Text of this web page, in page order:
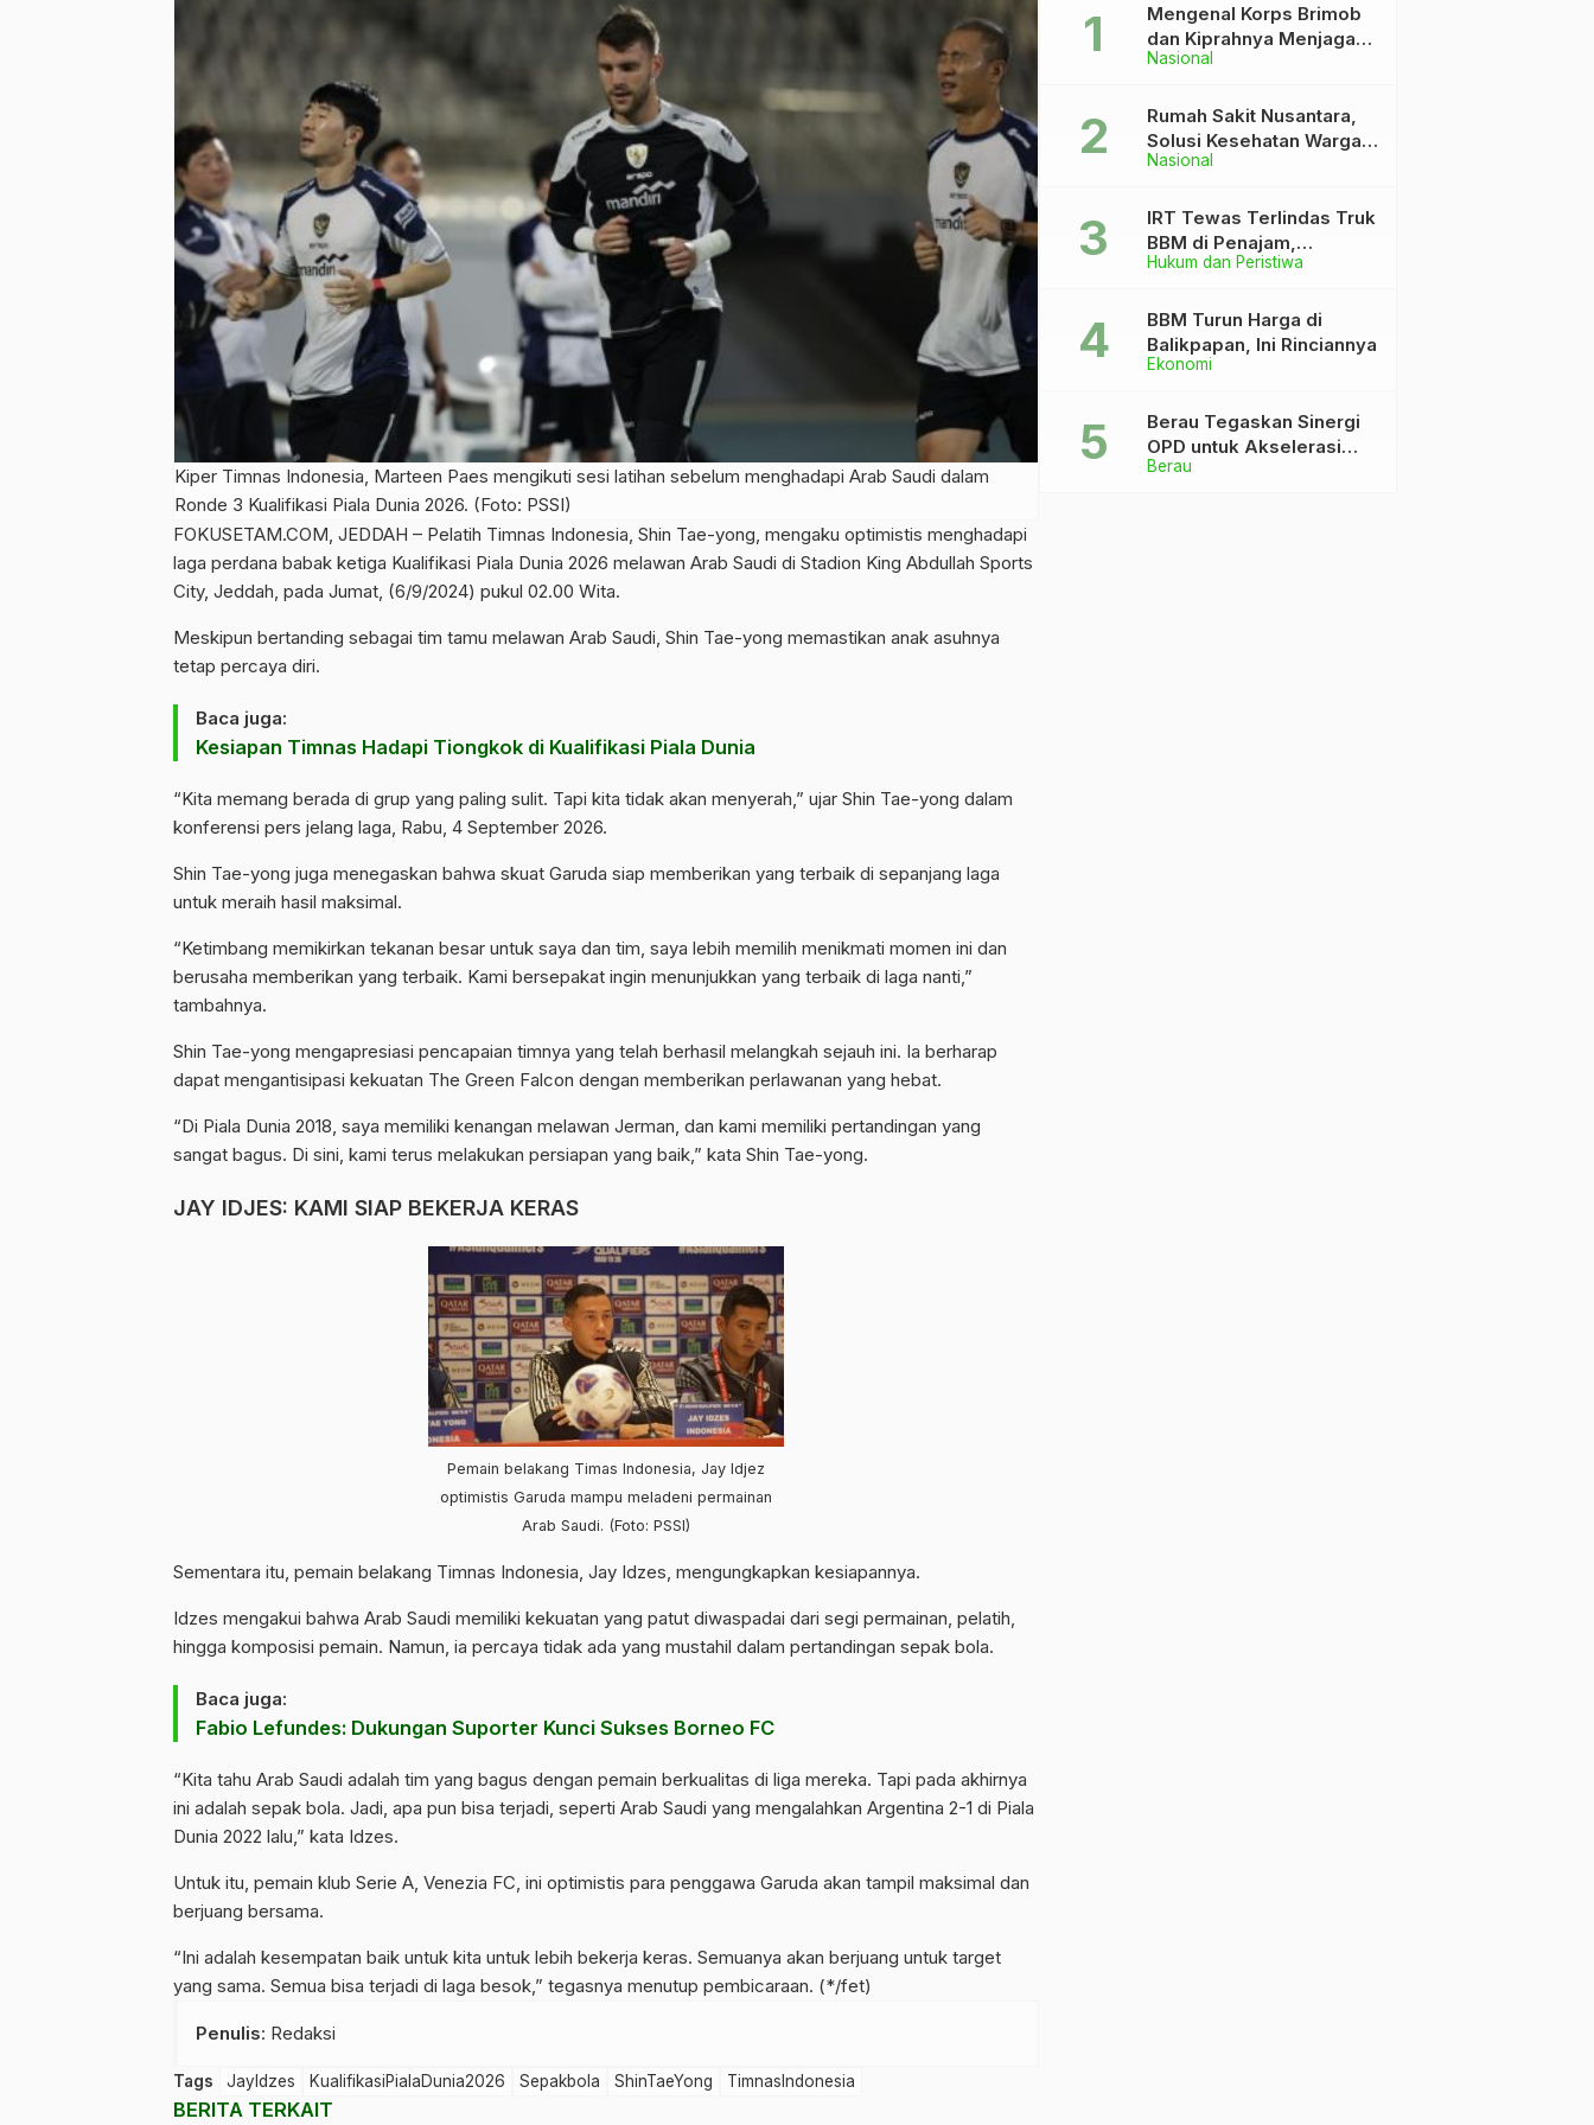
Kiper Timnas Indonesia, Marteen Paes mengikuti sesi latihan sebelum menghadapi Arab Saudi dalam
Ronde 3 Kualifikasi Piala Dunia 2026. (Foto: PSSI)
FOKUSETAM.COM, JEDDAH – Pelatih Timnas Indonesia, Shin Tae-yong, mengaku optimistis menghadapi
laga perdana babak ketiga Kualifikasi Piala Dunia 2026 melawan Arab Saudi di Stadion King Abdullah Sports
City, Jeddah, pada Jumat, (6/9/2024) pukul 02.00 Wita.
Meskipun bertanding sebagai tim tamu melawan Arab Saudi, Shin Tae-yong memastikan anak asuhnya
tetap percaya diri.
Baca juga:
Kesiapan Timnas Hadapi Tiongkok di Kualifikasi Piala Dunia
“Kita memang berada di grup yang paling sulit. Tapi kita tidak akan menyerah,” ujar Shin Tae-yong dalam
konferensi pers jelang laga, Rabu, 4 September 2026.
Shin Tae-yong juga menegaskan bahwa skuat Garuda siap memberikan yang terbaik di sepanjang laga
untuk meraih hasil maksimal.
“Ketimbang memikirkan tekanan besar untuk saya dan tim, saya lebih memilih menikmati momen ini dan
berusaha memberikan yang terbaik. Kami bersepakat ingin menunjukkan yang terbaik di laga nanti,”
tambahnya.
Shin Tae-yong mengapresiasi pencapaian timnya yang telah berhasil melangkah sejauh ini. Ia berharap
dapat mengantisipasi kekuatan The Green Falcon dengan memberikan perlawanan yang hebat.
“Di Piala Dunia 2018, saya memiliki kenangan melawan Jerman, dan kami memiliki pertandingan yang
sangat bagus. Di sini, kami terus melakukan persiapan yang baik,” kata Shin Tae-yong.
JAY IDJES: KAMI SIAP BEKERJA KERAS
Pemain belakang Timas Indonesia, Jay Idjez
optimistis Garuda mampu meladeni permainan
Arab Saudi. (Foto: PSSI)
Sementara itu, pemain belakang Timnas Indonesia, Jay Idzes, mengungkapkan kesiapannya.
Idzes mengakui bahwa Arab Saudi memiliki kekuatan yang patut diwaspadai dari segi permainan, pelatih,
hingga komposisi pemain. Namun, ia percaya tidak ada yang mustahil dalam pertandingan sepak bola.
Baca juga:
Fabio Lefundes: Dukungan Suporter Kunci Sukses Borneo FC
“Kita tahu Arab Saudi adalah tim yang bagus dengan pemain berkualitas di liga mereka. Tapi pada akhirnya
ini adalah sepak bola. Jadi, apa pun bisa terjadi, seperti Arab Saudi yang mengalahkan Argentina 2-1 di Piala
Dunia 2022 lalu,” kata Idzes.
Untuk itu, pemain klub Serie A, Venezia FC, ini optimistis para penggawa Garuda akan tampil maksimal dan
berjuang bersama.
“Ini adalah kesempatan baik untuk kita untuk lebih bekerja keras. Semuanya akan berjuang untuk target
yang sama. Semua bisa terjadi di laga besok,” tegasnya menutup pembicaraan. (*/fet)
Penulis: Redaksi
Tags JayIdzes KualifikasiPialaDunia2026 Sepakbola ShinTaeYong TimnasIndonesia
BERITA TERKAIT
Nasional
Mengenal Korps Brimob
dan Kiprahnya Menjaga
Keutuhan NKRI
Nasional
Rumah Sakit Nusantara,
Solusi Kesehatan Warga
Dekat IKN
Hukum dan Peristiwa
IRT Tewas Terlindas Truk
BBM di Penajam,
Anaknya Patah Kaki
Ekonomi
BBM Turun Harga di
Balikpapan, Ini Rinciannya
Berau
Berau Tegaskan Sinergi
OPD untuk Akselerasi
Pembangunan